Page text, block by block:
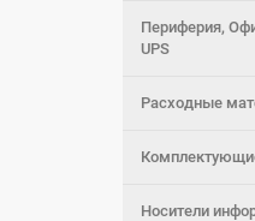
Периферия,
UPS
Расходные
Носители